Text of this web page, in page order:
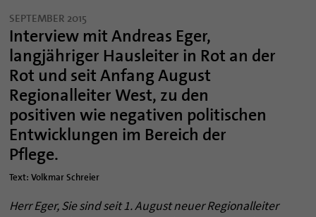
SEPTEMBER 2015
Interview mit Andreas Eger,
langjähriger Hausleiter in Rot an der
Rot und seit Anfang August
Regionalleiter West, zu den
positiven wie negativen politischen
Entwicklungen im Bereich der
Pflege.
Text: Volkmar Schreier
Herr Eger, Sie sind seit 1. August neuer Regio­nal­lei­ter